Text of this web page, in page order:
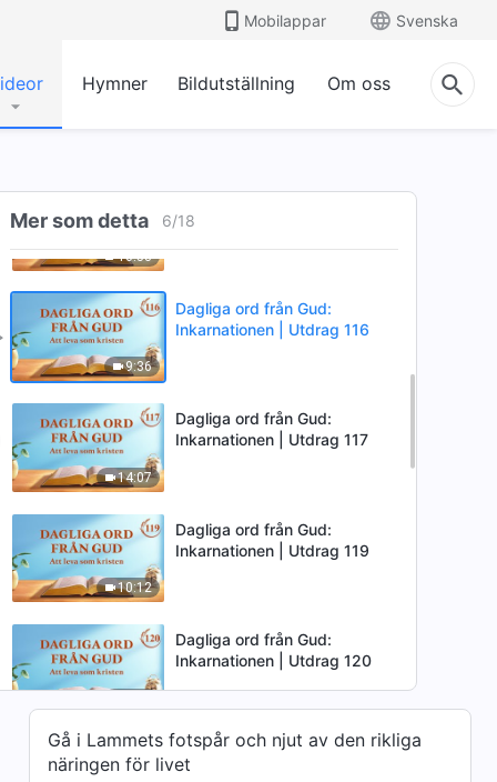
Mobilappar Svenska
Hymner Bildutställning Om oss
Mer som detta 6/18
Dagliga ord från Gud:
10:58
Dagliga ord från Gud:
Inkarnationen | Utdrag 109
9:36
Dagliga ord från Gud:
Inkarnationen | Utdrag 116
14:07
Dagliga ord från Gud:
Inkarnationen | Utdrag 117
10:12
Dagliga ord från Gud:
Inkarnationen | Utdrag 119
Dagliga ord från Gud:
Inkarnationen | Utdrag 120
Dagliga ord från Gud:
Inkarnationen | Utdrag 121
Gå i Lammets fotspår och njut av den rikliga
näringen för livet